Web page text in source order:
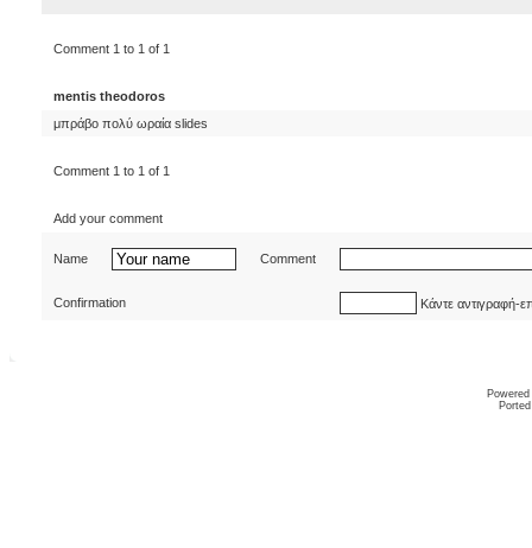
Comment 1 to 1 of 1
mentis theodoros
μπράβο πολύ ωραία slides
Comment 1 to 1 of 1
Add your comment
Name Comment
Confirmation Κάντε αντιγραφή-